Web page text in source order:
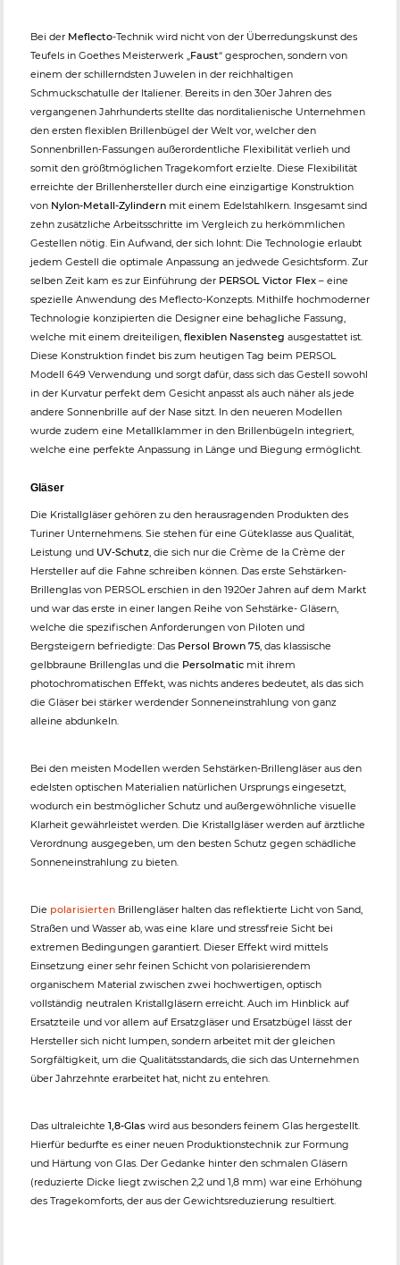
Bei der Meflecto-Technik wird nicht von der Überredungskunst des
Teufels in Goethes Meisterwerk „Faust“ gesprochen, sondern von
einem der schillerndsten Juwelen in der reichhaltigen
Schmuckschatulle der Italiener. Bereits in den 30er Jahren des
vergangenen Jahrhunderts stellte das norditalienische Unternehmen
den ersten flexiblen Brillenbügel der Welt vor, welcher den
Sonnenbrillen-Fassungen außerordentliche Flexibilität verlieh und
somit den größtmöglichen Tragekomfort erzielte. Diese Flexibilität
erreichte der Brillenhersteller durch eine einzigartige Konstruktion
von Nylon-Metall-Zylindern mit einem Edelstahlkern. Insgesamt sind
zehn zusätzliche Arbeitsschritte im Vergleich zu herkömmlichen
Gestellen nötig. Ein Aufwand, der sich lohnt: Die Technologie erlaubt
jedem Gestell die optimale Anpassung an jedwede Gesichtsform. Zur
selben Zeit kam es zur Einführung der PERSOL Victor Flex – eine
spezielle Anwendung des Meflecto-Konzepts. Mithilfe hochmoderner
Technologie konzipierten die Designer eine behagliche Fassung,
welche mit einem dreiteiligen, flexiblen Nasensteg ausgestattet ist.
Diese Konstruktion findet bis zum heutigen Tag beim PERSOL
Modell 649 Verwendung und sorgt dafür, dass sich das Gestell sowohl
in der Kurvatur perfekt dem Gesicht anpasst als auch näher als jede
andere Sonnenbrille auf der Nase sitzt. In den neueren Modellen
wurde zudem eine Metallklammer in den Brillenbügeln integriert,
welche eine perfekte Anpassung in Länge und Biegung ermöglicht.
Gläser
Die Kristallgläser gehören zu den herausragenden Produkten des
Turiner Unternehmens. Sie stehen für eine Güteklasse aus Qualität,
Leistung und UV-Schutz, die sich nur die Crème de la Crème der
Hersteller auf die Fahne schreiben können. Das erste Sehstärken-
Brillenglas von PERSOL erschien in den 1920er Jahren auf dem Markt
und war das erste in einer langen Reihe von Sehstärke- Gläsern,
welche die spezifischen Anforderungen von Piloten und
Bergsteigern befriedigte: Das Persol Brown 75, das klassische
gelbbraune Brillenglas und die Persolmatic mit ihrem
photochromatischen Effekt, was nichts anderes bedeutet, als das sich
die Gläser bei stärker werdender Sonneneinstrahlung von ganz
alleine abdunkeln.
Bei den meisten Modellen werden Sehstärken-Brillengläser aus den
edelsten optischen Materialien natürlichen Ursprungs eingesetzt,
wodurch ein bestmöglicher Schutz und außergewöhnliche visuelle
Klarheit gewährleistet werden. Die Kristallgläser werden auf ärztliche
Verordnung ausgegeben, um den besten Schutz gegen schädliche
Sonneneinstrahlung zu bieten.
Die polarisierten Brillengläser halten das reflektierte Licht von Sand,
Straßen und Wasser ab, was eine klare und stressfreie Sicht bei
extremen Bedingungen garantiert. Dieser Effekt wird mittels
Einsetzung einer sehr feinen Schicht von polarisierendem
organischem Material zwischen zwei hochwertigen, optisch
vollständig neutralen Kristallgläsern erreicht. Auch im Hinblick auf
Ersatzteile und vor allem auf Ersatzgläser und Ersatzbügel lässt der
Hersteller sich nicht lumpen, sondern arbeitet mit der gleichen
Sorgfältigkeit, um die Qualitätsstandards, die sich das Unternehmen
über Jahrzehnte erarbeitet hat, nicht zu entehren.
Das ultraleichte 1,8-Glas wird aus besonders feinem Glas hergestellt.
Hierfür bedurfte es einer neuen Produktionstechnik zur Formung
und Härtung von Glas. Der Gedanke hinter den schmalen Gläsern
(reduzierte Dicke liegt zwischen 2,2 und 1,8 mm) war eine Erhöhung
des Tragekomforts, der aus der Gewichtsreduzierung resultiert.